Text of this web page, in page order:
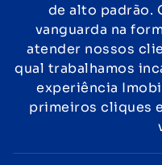
de alto padrão.
vanguarda na
atender nossos
qual trabalhamos
experiência
primeiros cliques